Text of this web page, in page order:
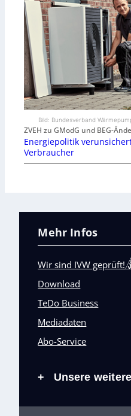
Bild: Bundesverband
ZVEH zu GModG und BEG-
Energiepolitik
Verbraucher
Mehr Infos
Wir sind IVW geprüft!
Download
TeDo Business
Mediadaten
Abo-Service
+ Unsere